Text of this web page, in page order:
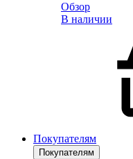
Обзор
В наличии
Покупателям
Покупателям